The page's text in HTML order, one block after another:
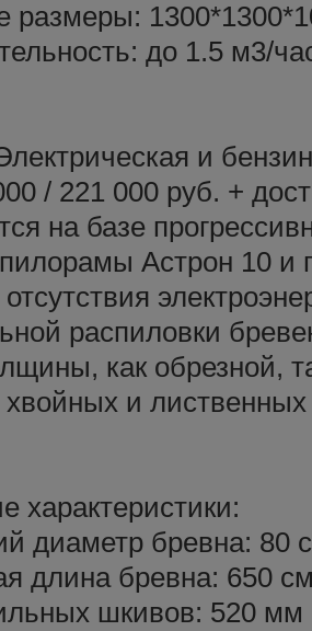
размеры:
до 1.5 м3/
и
/ 221 000 руб. +
на базе
Астрон 10 и
распиловки
как обрезной,
и
характеристики:
диаметр бревна: 80
длина бревна: 650
шкивов: 520 мм